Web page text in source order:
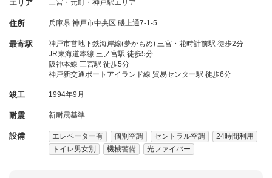
エリア 三宮・元町・神戸駅エリア
住所 兵庫県 神戸市中央区 磯上通7-1-5
最寄駅
神戸市営地下鉄海岸線(夢かもめ) 三宮・花時計前駅 徒歩2分
JR東海道本線 三ノ宮駅 徒歩5分
阪神本線 三宮駅 徒歩5分
神戸新交通ポートアイランド線 貿易センター駅 徒歩6分
竣工 1994年9月
耐震 新耐震基準
設備 エレベーター有 個別空調 セントラル空調
24時間利用
トイレ男女別
機械警備 光ファイバー